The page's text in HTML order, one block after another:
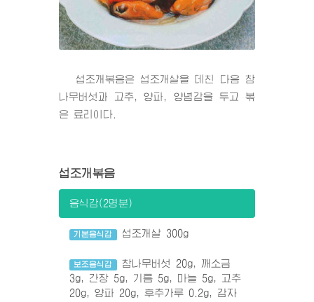
섭조개볶음은 섭조개살을 데친 다음 참
나무버섯과 고추, 양파, 양념감을 두고 볶
은 료리이다.
섭조개볶음
음식감(2명분)
기본음식감 섭조개살 300g
보조음식감
참나무버섯 20g, 깨소금
3g, 간장 5g, 기름 5g, 마늘 5g, 고추
20g, 양파 20g, 후추가루 0.2g, 감자